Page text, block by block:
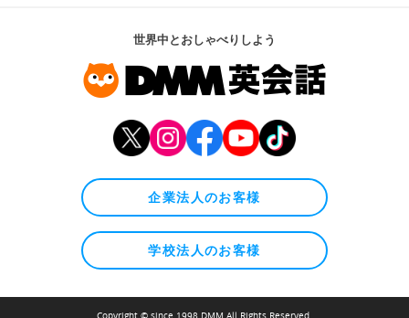
世界中とおしゃべりしよう
企業法人のお客様
学校法人のお客様
Copyright © since 1998 DMM All Rights Reserved.